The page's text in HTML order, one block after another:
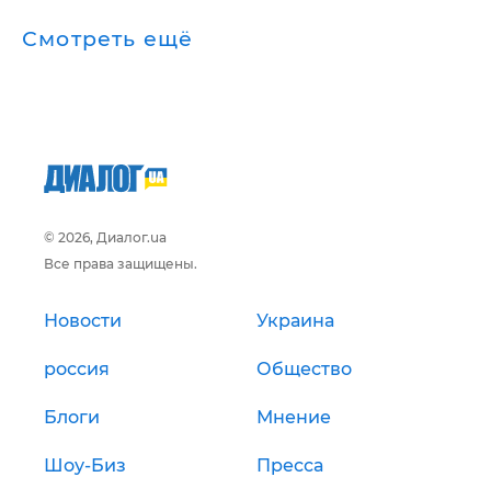
Смотреть ещё
© 2026, Диалог.ua
Все права защищены.
Новости Украина
россия Общество
Блоги Мнение
Шоу-Биз Пресса